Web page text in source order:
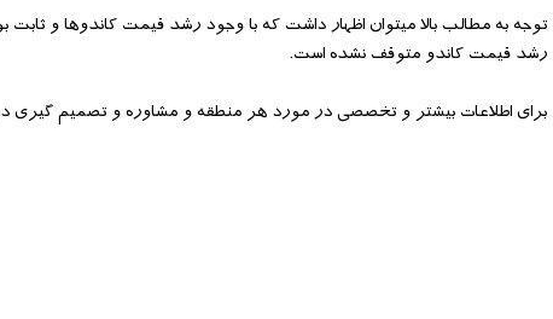
توجه به مطالب بالا ميتوان اظهار داشت كه با وجود رشد قيمت كاندوها و
رشد قيمت كاندو متوقف نشده است.
برای اطلاعات بیشتر و تخصصی در مورد هر منطقه و مشاوره و تصمیم گیری در